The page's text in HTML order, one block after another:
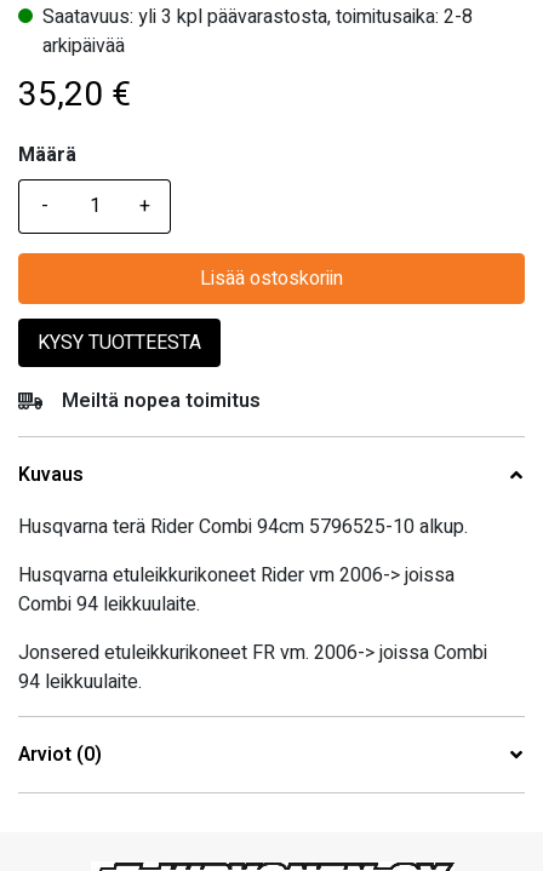
Saatavuus: yli 3 kpl päävarastosta, toimitusaika: 2-8
arkipäivää
35,20 €
Määrä
Määrä
Lisää ostoskoriin
KYSY TUOTTEESTA
Meiltä nopea toimitus
Kuvaus
Husqvarna terä Rider Combi 94cm 5796525-10 alkup.
Husqvarna etuleikkurikoneet Rider vm 2006-> joissa
Combi 94 leikkuulaite.
Jonsered etuleikkurikoneet FR vm. 2006-> joissa Combi
94 leikkuulaite.
Arviot (0)